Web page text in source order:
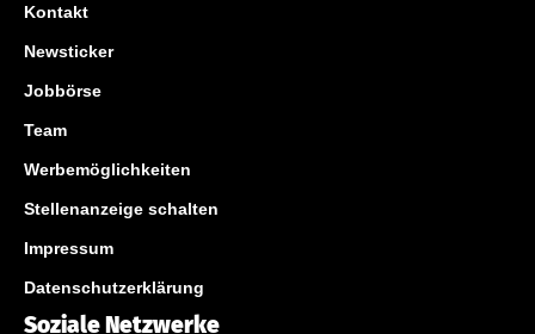
Kontakt
Newsticker
Jobbörse
Team
Werbemöglichkeiten
Stellenanzeige schalten
Impressum
Datenschutzerklärung
Soziale Netzwerke